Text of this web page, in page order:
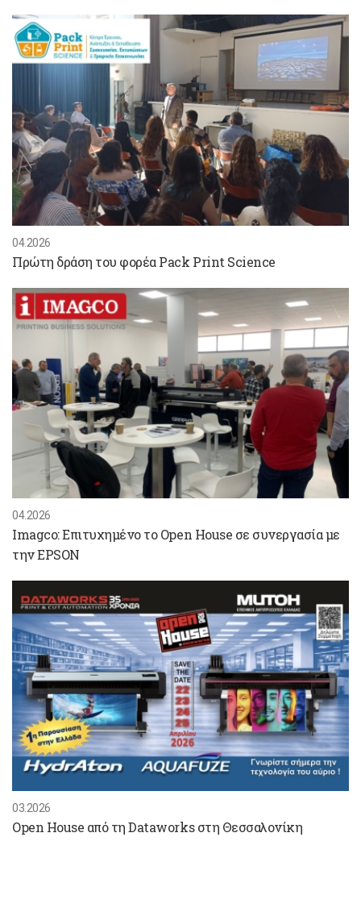
04.2026
Πρώτη δράση του φορέα Pack Print Science
04.2026
Imagco: Επιτυχημένο το Open House σε συνεργασία με
την EPSON
03.2026
Open House από τη Dataworks στη Θεσσαλονίκη